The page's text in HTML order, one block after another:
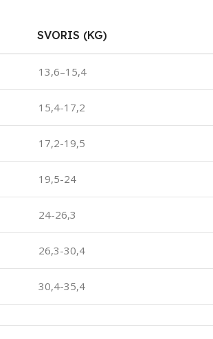
SVORIS (KG)
13,6–15,4
15,4-17,2
17,2-19,5
19,5-24
24-26,3
26,3-30,4
30,4-35,4